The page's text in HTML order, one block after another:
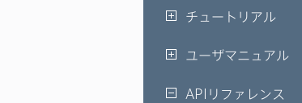
チュートリアル
ユーザマニュアル
APIリファレンス